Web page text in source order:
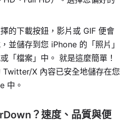
的下載按鈕，影片或 GIF 便會
並儲存到您 iPhone 的「照片」
「檔案」中。 就是這麼簡單！
Twitter/X 內容已安全地儲存在您
中。
？速度、品質與便